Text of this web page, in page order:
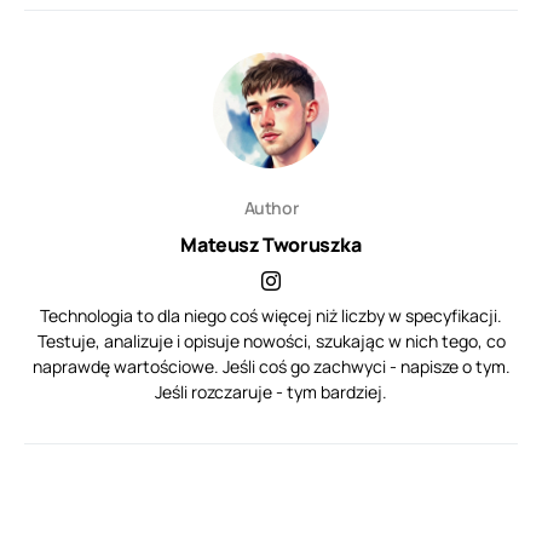
Author
Mateusz Tworuszka
Technologia to dla niego coś więcej niż liczby w specyfikacji.
Testuje, analizuje i opisuje nowości, szukając w nich tego, co
naprawdę wartościowe. Jeśli coś go zachwyci - napisze o tym.
Jeśli rozczaruje - tym bardziej.